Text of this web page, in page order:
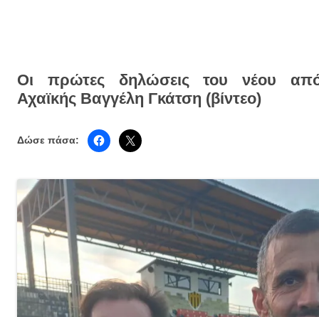
Οι πρώτες δηλώσεις του νέου
Αχαϊκής Βαγγέλη Γκάτση (βίντεο)
Δώσε πάσα: